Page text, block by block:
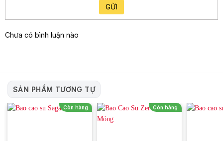
bề mặt bao cao su, sản phẩm này có thể kích thích và mang
lại những cảm giác mới lạ, kích thích các điểm nhạy cảm của
có thể tận hưởng những khoảnh khắc ân ái lâu hơn.
Khả năng bảo vệ và an toàn
Bên cạnh những tính năng đặc biệt, bao cao su OLO gân gai,
GỬI
Chưa có bình luận nào
SẢN PHẨM TƯƠNG TỰ
Còn hàng Còn hàng